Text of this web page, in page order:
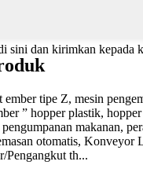
sini dan kirimkan kepada